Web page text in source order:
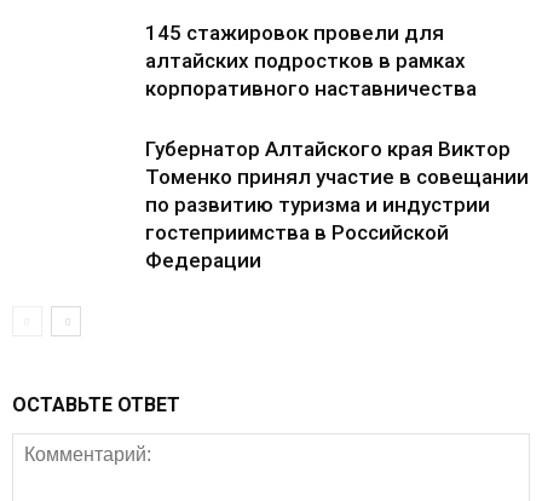
145 стажировок провели для
алтайских подростков в рамках
корпоративного наставничества
Губернатор Алтайского края Виктор
Томенко принял участие в совещании
по развитию туризма и индустрии
гостеприимства в Российской
Федерации
ОСТАВЬТЕ ОТВЕТ